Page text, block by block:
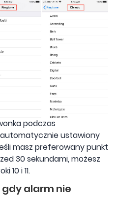
podczas
ustawiony
masz preferowany punkt
30 sekundami, możesz
10 i 11.
gdy alarm nie